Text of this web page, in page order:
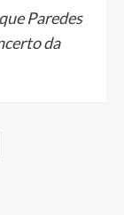
Paredes
da